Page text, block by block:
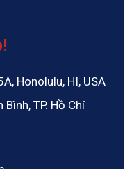
Honolulu, HI, USA
TP. Hồ Chí